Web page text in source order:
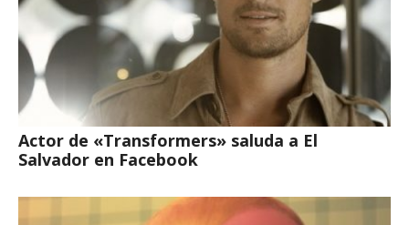
Actor de «Transformers» saluda a El
Salvador en Facebook